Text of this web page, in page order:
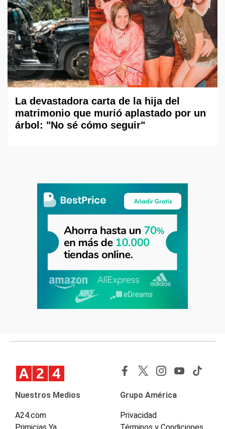
La devastadora carta de la hija del
matrimonio que murió aplastado por un
árbol: "No sé cómo seguir"
Nuestros Medios
A24.com
Grupo América
Privacidad